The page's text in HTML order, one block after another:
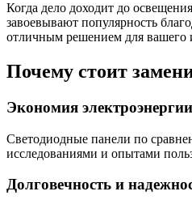
Когда дело доходит до
завоевывают популярность
отличным решением для вашего
Почему стоит
Экономия
Светодиодные панели по
исследованиями и опытами
Долговечность и